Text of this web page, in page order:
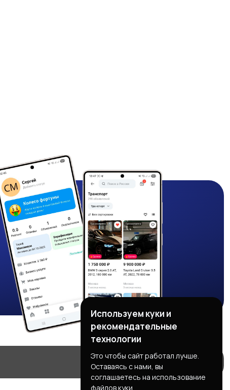
Используем куки и
рекомендательные
технологии
Это чтобы сайт работал лучше.
Оставаясь с нами, вы
соглашаетесь на использование
файлов куки.